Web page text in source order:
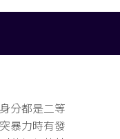
分都是二等
暴力時有發